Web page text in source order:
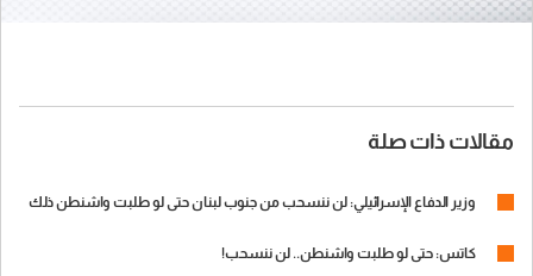
مقالات ذات صلة
وزير الدفاع الإسرائيلي: لن ننسحب من جنوب لبنان حتى لو طلبت واشنطن ذلك
كاتس: حتى لو طلبت واشنطن.. لن ننسحب!